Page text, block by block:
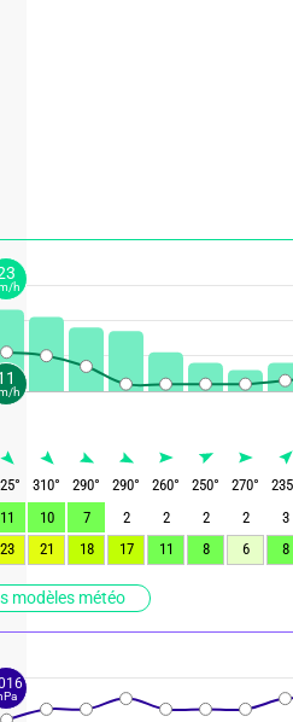
modèles météo
° 310° 290° 290° 260° 250° 270°
235
11
10 7 2 2 2 2
3
23
21 18 17 11 8 6 8
h
h